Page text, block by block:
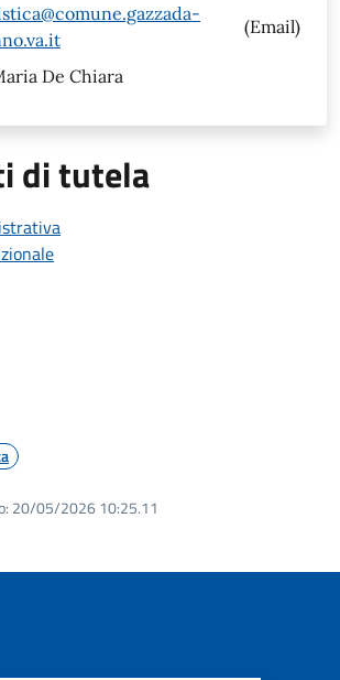
(Email)
De Chiara
di tutela
20/05/2026 10:25.11